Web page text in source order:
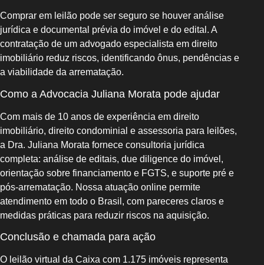
Comprar em leilão pode ser seguro se houver análise
jurídica e documental prévia do imóvel e do edital. A
contratação de um advogado especialista em direito
imobiliário reduz riscos, identificando ônus, pendências e
a viabilidade da arrematação.
Como a Advocacia Juliana Morata pode ajudar
Com mais de 10 anos de experiência em direito
imobiliário, direito condominial e assessoria para leilões,
a Dra. Juliana Morata fornece consultoria jurídica
completa: análise de editais, due diligence do imóvel,
orientação sobre financiamento e FGTS, e suporte pré e
pós-arrematação. Nossa atuação online permite
atendimento em todo o Brasil, com pareceres claros e
medidas práticas para reduzir riscos na aquisição.
Conclusão e chamada para ação
O leilão virtual da Caixa com 1.175 imóveis representa